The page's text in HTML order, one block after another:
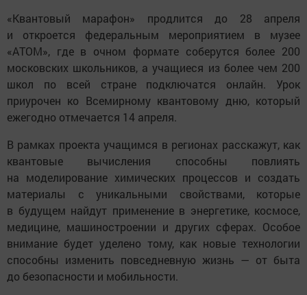
«Квантовый марафон» продлится до 28 апреля
и откроется федеральным мероприятием в музее
«АТОМ», где в очном формате соберутся более 200
московских школьников, а учащиеся из более чем 200
школ по всей стране подключатся онлайн. Урок
приурочен ко Всемирному квантовому дню, который
ежегодно отмечается 14 апреля.
В рамках проекта учащимся в регионах расскажут, как
квантовые вычисления способны повлиять
на моделирование химических процессов и создать
материалы с уникальными свойствами, которые
в будущем найдут применение в энергетике, космосе,
медицине, машиностроении и других сферах. Особое
внимание будет уделено тому, как новые технологии
способны изменить повседневную жизнь — от быта
до безопасности и мобильности.